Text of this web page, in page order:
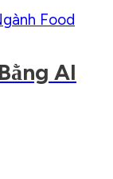
AI